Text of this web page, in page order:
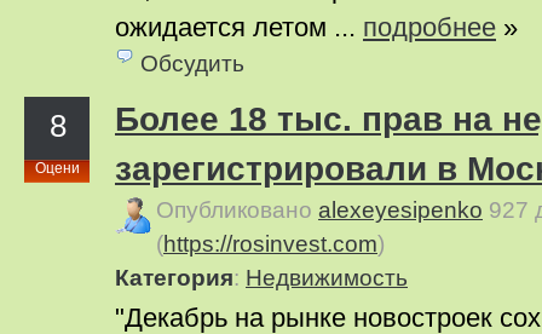
ожидается летом ... подробнее »
Обсудить
8
Оцени
Более 18 тыс. прав на
зарегистрировали в
Опубликовано alexeyesipenko 927
(https://rosinvest.com)
Категория: Недвижимость
"Декабрь на рынке новостроек